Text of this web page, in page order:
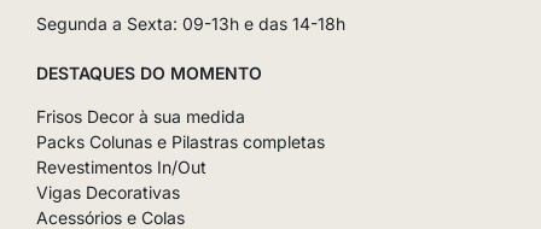
Segunda a Sexta: 09-13h e das 14-18h
DESTAQUES DO MOMENTO
Frisos Decor à sua medida
Packs Colunas e Pilastras completas
Revestimentos In/Out
Vigas Decorativas
Acessórios e Colas